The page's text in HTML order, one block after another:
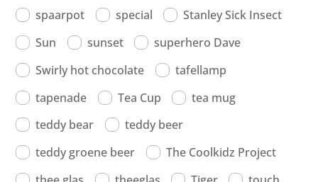
spaarpot
special
Stanley Sick Insect
Sun
sunset
superhero Dave
Swirly hot chocolate
tafellamp
tapenade
Tea Cup
tea mug
teddy bear
teddy beer
teddy groene beer
The Coolkidz Project